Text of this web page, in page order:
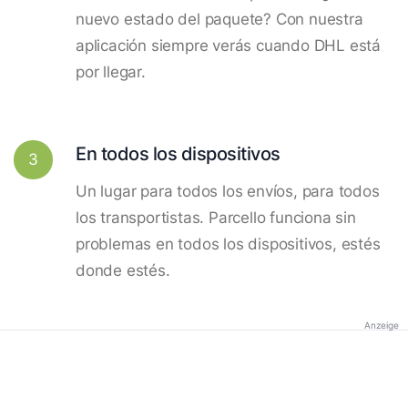
nuevo estado del paquete? Con nuestra
aplicación siempre verás cuando DHL está
por llegar.
3 En todos los dispositivos
Un lugar para todos los envíos, para todos
los transportistas. Parcello funciona sin
problemas en todos los dispositivos, estés
donde estés.
Anzeige